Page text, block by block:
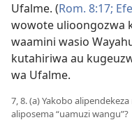
Ufalme. (Rom. 8:17;
wowote ulioongozwa
waamini wasio
kutahiriwa au
wa Ufalme.
7, 8. (a) Yakobo
aliposema “uamuzi wangu”?